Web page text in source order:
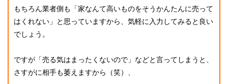
もちろん業者側も「家なんて高いものをそうかんたんに売って
はくれない」と思っていますから、気軽に入力してみると良い
でしょう。
ですが「売る気はまったくないので」などと言ってしまうと、
さすがに相手も萎えますから（笑）、